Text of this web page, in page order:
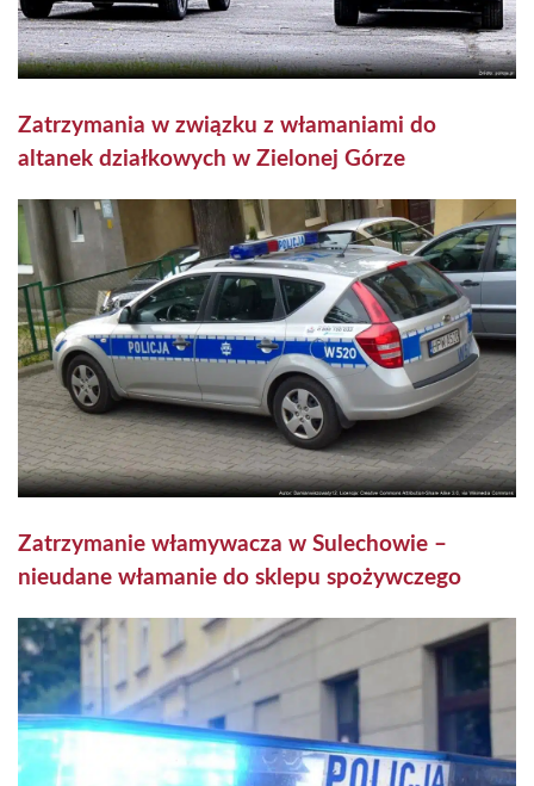
Zatrzymania w związku z włamaniami do
altanek działkowych w Zielonej Górze
Zatrzymanie włamywacza w Sulechowie –
nieudane włamanie do sklepu spożywczego